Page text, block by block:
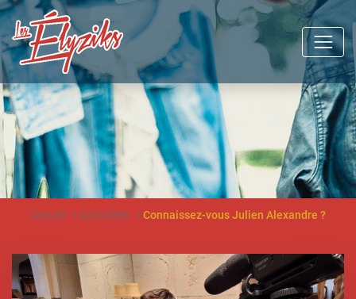
Accueil Actualités Connaissez-vous Julien Alexandre ?